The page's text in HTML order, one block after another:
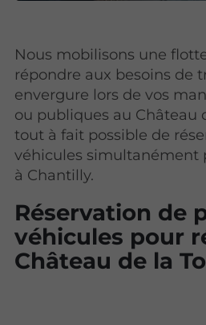
Nous mobilisons une
répondre aux besoins de
envergure lors de vos
ou publiques au Château
tout à fait possible de
véhicules simultanément
à Chantilly.
Réservation de
véhicules pour
Château de la